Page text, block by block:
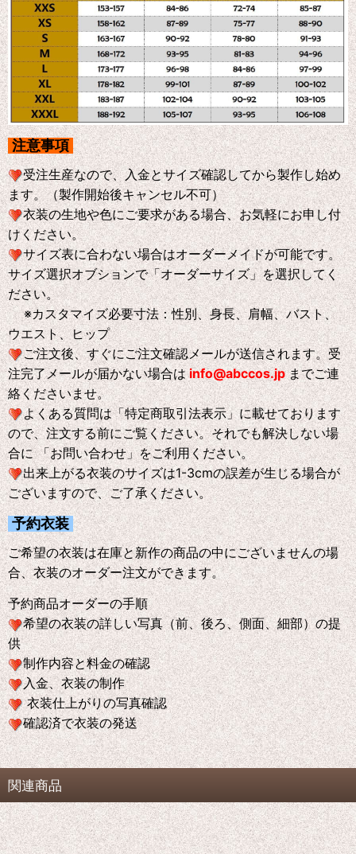
注意事項
受注生産なので、入金とサイズ確認してから製作し始め
ます。（製作開始後キャンセル不可）
衣装の生地や色にご要求がある場合、お気軽にお申し付
けください。
サイズ表に合わない場合はオーダーメイドが可能です。
サイズ選択オブションで「オーダーサイズ」を選択してく
ださい。
※カスタマイズ必要寸法：性別、身長、肩幅、バスト、
ウエスト、ヒップ
ご注文後、すぐにご注文確認メールが送信されます。受
注完了メールが届かない場合はinfo@abccos.jp までご連
絡くださいませ。
よくある質問は「特定商取引法表示」に載せております
ので、注文する前にご覧ください。それでも解決しない場
合に 「お問い合わせ」をご利用ください。
出来上がる衣装のサイズは1-3cmの誤差が生じる場合が
ございますので、ご了承ください。
予約衣装
ご希望の衣装は在庫と新作の商品の中にございませんの場
合、衣装のオーダー注文ができます。
予約商品オーダーの手順
希望の衣装の詳しい写真（前、後ろ、側面、細部）の提
供
制作内容と料金の確認
入金、衣装の制作
衣装仕上がりの写真確認
確認済で衣装の発送
関連商品